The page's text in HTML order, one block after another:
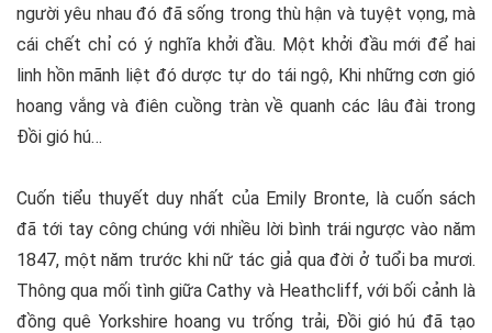
người yêu nhau đó đã sống trong thù hận và tuyệt vọng, mà
cái chết chỉ có ý nghĩa khởi đầu. Một khởi đầu mới để hai
linh hồn mãnh liệt đó dược tự do tái ngộ, Khi những cơn gió
hoang vắng và điên cuồng tràn về quanh các lâu đài trong
Đồi gió hú…
Cuốn tiểu thuyết duy nhất của Emily Bronte, là cuốn sách
đã tới tay công chúng với nhiều lời bình trái ngược vào năm
1847, một năm trước khi nữ tác giả qua đời ở tuổi ba mươi.
Thông qua mối tình giữa Cathy và Heathcliff, với bối cảnh là
đồng quê Yorkshire hoang vu trống trải, Đồi gió hú đã tạo